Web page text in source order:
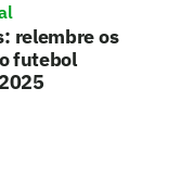
relembre os
futebol